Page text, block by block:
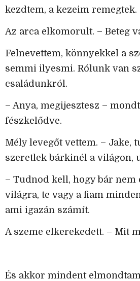
kezdtem, a kezeim remegtek.
Az arca elkomorult. – Beteg
Felnevettem, könnyekkel a
semmi ilyesmi. Rólunk van
családunkról.
– Anya, megijesztesz –
fészkelődve.
Mély levegőt vettem. – Jake,
szeretlek bárkinél a világon,
– Tudnod kell, hogy bár nem
világra, te vagy a fiam
ami igazán számít.
A szeme elkerekedett. – Mit
És akkor mindent